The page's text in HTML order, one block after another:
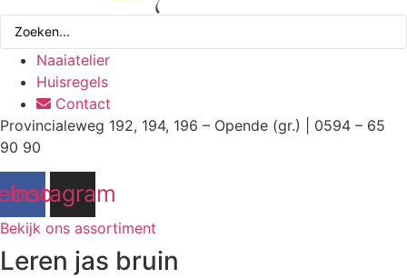
Search
Naaiatelier
Huisregels
Contact
Provincialeweg 192, 194, 196 – Opende (gr.) | 0594 – 65
90 90
Instagram
Bekijk ons assortiment
Leren jas bruin